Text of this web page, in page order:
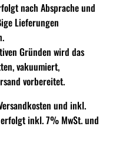
nach Absprache und
Lieferungen
Gründen wird das
vakuumiert,
vorbereitet.
und inkl.
inkl. 7% MwSt. und